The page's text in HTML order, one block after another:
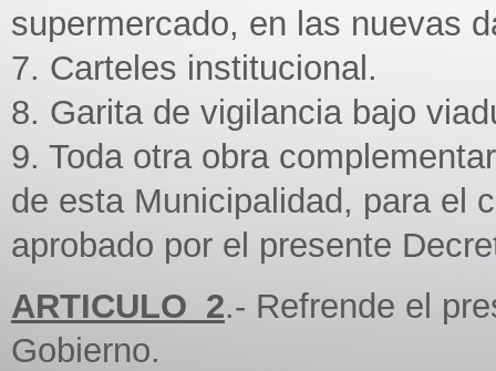
supermercado, en las nuevas
7. Carteles institucional.
8. Garita de vigilancia bajo
9. Toda otra obra
de esta Municipalidad, para el
aprobado por el presente
ARTICULO_2.- Refrende el
Gobierno.